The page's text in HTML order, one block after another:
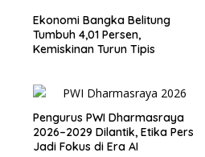
Ekonomi Bangka Belitung
Tumbuh 4,01 Persen,
Kemiskinan Turun Tipis
Pengurus PWI Dharmasraya
2026–2029 Dilantik, Etika Pers
Jadi Fokus di Era AI